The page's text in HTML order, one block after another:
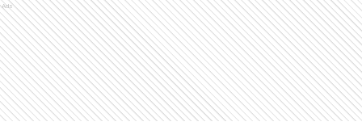
Ads